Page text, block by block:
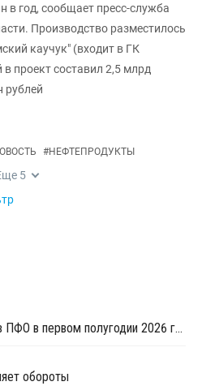
в год, сообщает пресс-служба
Производство разместилось
каучук" (входит в ГК
проект составил 2,5 млрд
рублей
#НЕФТЕПРОДУКТЫ
5
Число закрытых компаний в ПФО в первом полугодии 2026 года вдвое превысило число новых
обороты